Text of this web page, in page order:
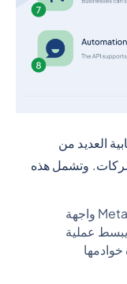
العديد من
وتشمل هذه
: تستضيف Meta واجهة
يبسط عملية